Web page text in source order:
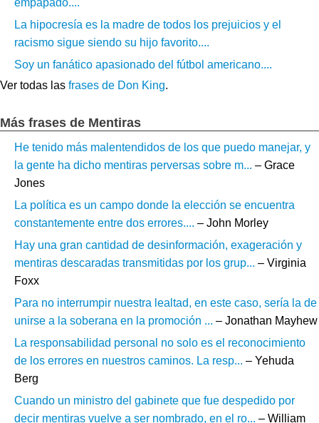
empapado....
La hipocresía es la madre de todos los prejuicios y el
racismo sigue siendo su hijo favorito....
Soy un fanático apasionado del fútbol americano....
Ver todas las frases de Don King.
Más frases de Mentiras
He tenido más malentendidos de los que puedo manejar, y
la gente ha dicho mentiras perversas sobre m... – Grace
Jones
La política es un campo donde la elección se encuentra
constantemente entre dos errores.... – John Morley
Hay una gran cantidad de desinformación, exageración y
mentiras descaradas transmitidas por los grup... – Virginia
Foxx
Para no interrumpir nuestra lealtad, en este caso, sería la de
unirse a la soberana en la promoción ... – Jonathan Mayhew
La responsabilidad personal no solo es el reconocimiento
de los errores en nuestros caminos. La resp... – Yehuda
Berg
Cuando un ministro del gabinete que fue despedido por
decir mentiras vuelve a ser nombrado, en el ro... – William